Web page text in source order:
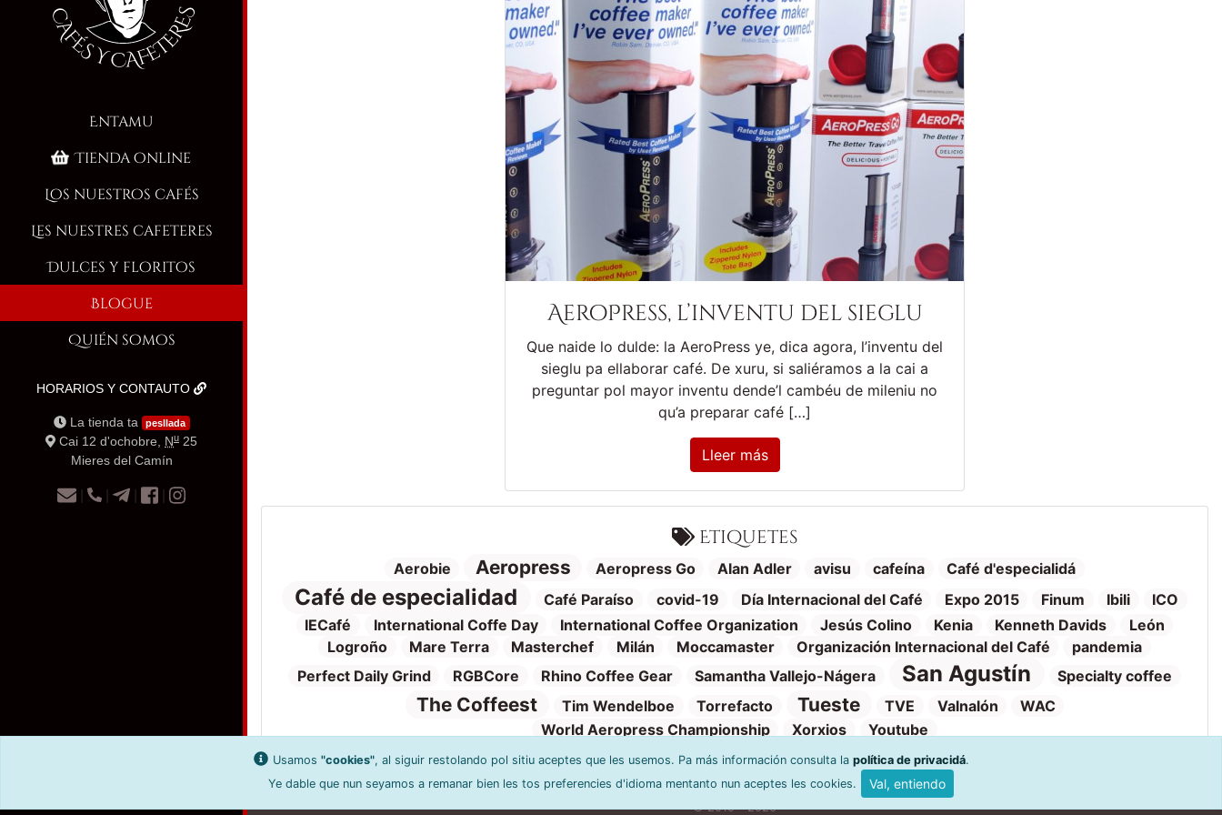
Entamu
Tienda online
Los nuestros cafés
Les nuestres cafeteres
Dulces y floritos
Blogue
Quién somos
HORARIOS Y CONTAUTO
La tienda ta pesllada
Cai 12 d'ochobre, Nu 25
Mieres del Camín
| | |
AeroPress, l’inventu del sieglu
Que naide lo dulde: la AeroPress ye, dica agora, l’inventu del
sieglu pa ellaborar café. De xuru, si saliéramos a la cai a
preguntar pol mayor inventu dende’l cambéu de mileniu no
qu’a preparar café […]
Lleer más
Etiquetes
Aerobie Aeropress Aeropress Go Alan Adler avisu cafeína Café d'especialidá
Café de especialidad Café Paraíso covid-19 Día Internacional del Café Expo 2015 Finum Ibili
ICO
IECafé
International Coffe Day International Coffee Organization Jesús Colino Kenia Kenneth Davids
León
Logroño
Mare Terra Masterchef Milán Moccamaster Organización Internacional del Café
pandemia
Perfect Daily Grind
RGBCore Rhino Coffee Gear Samantha Vallejo-Nágera San Agustín Specialty coffee
The Coffeest Tim Wendelboe Torrefacto Tueste TVE Valnalón
WAC
World Aeropress Championship
Xorxios Youtube
Política de privacidá Créditos y software Condiciones d’usu y venta
Ayuda y devoluciones
© 2019 - 2026
Usamos "cookies", al siguir restolando pol sitiu aceptes que les usemos. Pa más información consulta la política de privacidá.
Ye dable que nun seyamos a remanar bien les tos preferencies d'idioma mentanto nun aceptes les cookies.
Val, entiendo